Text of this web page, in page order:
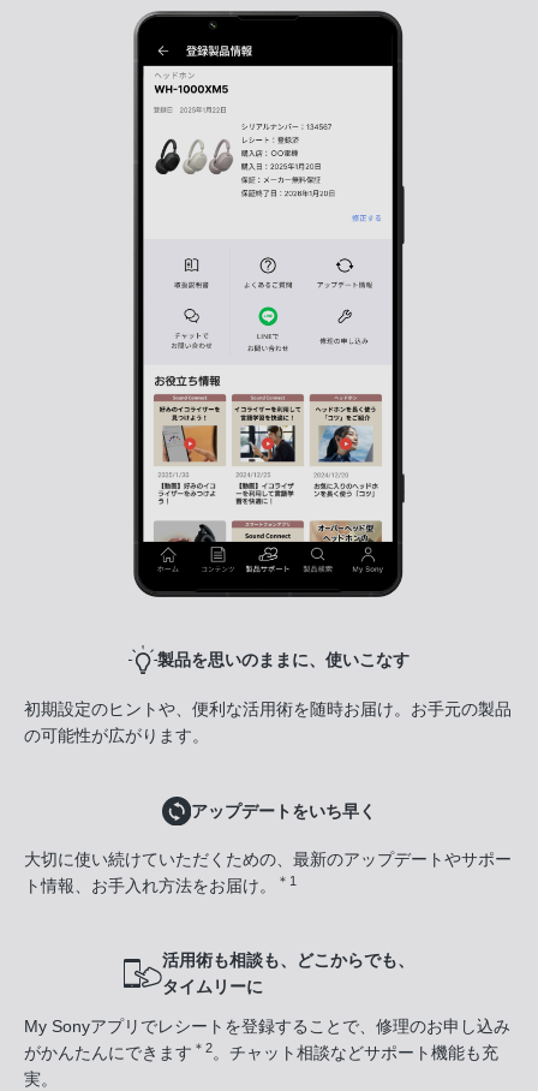
製品を思いのままに、使いこなす
初期設定のヒントや、便利な活用術を随時お届け。お手元の製品
の可能性が広がります。
アップデートをいち早く
大切に使い続けていただくための、最新のアップデートやサポー
ト情報、お手入れ方法をお届け。
＊1
活用術も相談も、どこからでも、
タイムリーに
My Sonyアプリでレシートを登録することで、修理のお申し込み
がかんたんにできます ＊2。チャット相談などサポート機能も充
実。